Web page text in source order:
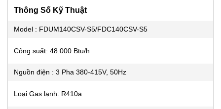
Bộ lọc và hệ điều khiển
Thông Số Kỹ Thuật
Model : FDUM140CSV-S5/FDC140CSV-S5
Công suất: 48.000 Btu/h
Nguồn điện : 3 Pha 380-415V, 50Hz
Loại Gas lạnh: R410a